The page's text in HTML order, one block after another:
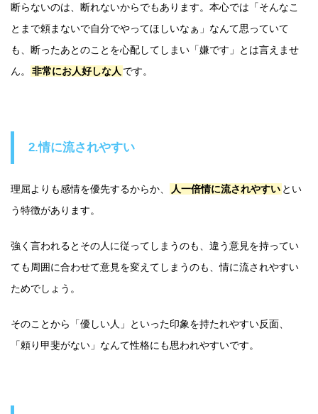
断らないのは、断れないからでもあります。本心では「そんなこ
とまで頼まないで自分でやってほしいなぁ」なんて思っていて
も、断ったあとのことを心配してしまい「嫌です」とは言えませ
ん。
非常にお人好しな人 です。
2.情に流されやすい
理屈よりも感情を優先するからか、 人一倍情に流されやすい とい
う特徴があります。
強く言われるとその人に従ってしまうのも、違う意見を持ってい
ても周囲に合わせて意見を変えてしまうのも、情に流されやすい
ためでしょう。
そのことから「優しい人」といった印象を持たれやすい反面、
「頼り甲斐がない」なんて性格にも思われやすいです。